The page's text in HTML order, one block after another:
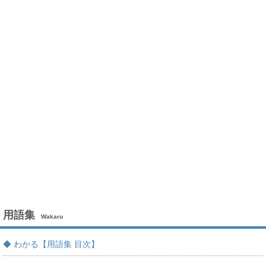
用語集 Wakaru
◆ わかる【用語集 目次】